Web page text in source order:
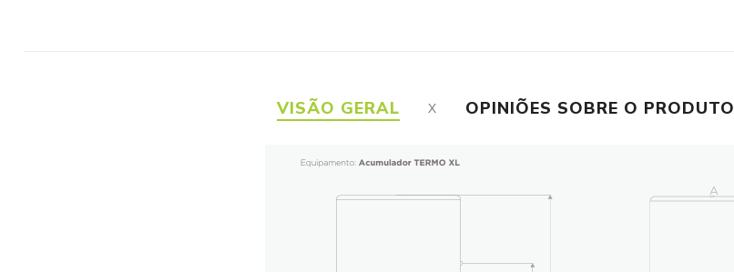
VISÃO GERAL OPINIÕES SOBRE O PRODUTO